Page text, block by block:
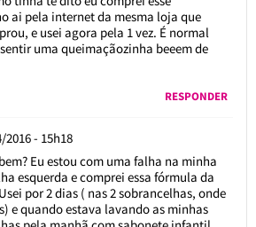
ai pela internet da mesma loja que
e usei agora pela 1 vez. É normal
uma queimaçãozinha beeem de
RESPONDER
2016 - 15h18
Eu estou com uma falha na minha
esquerda e comprei essa fórmula da
por 2 dias ( nas 2 sobrancelhas, onde
e quando estava lavando as minhas